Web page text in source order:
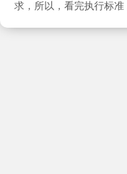
求，所以，看完执行标